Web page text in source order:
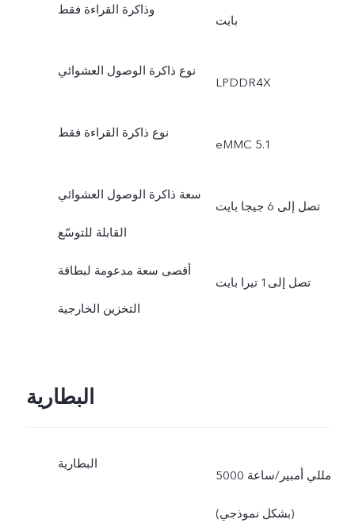
وذاكرة القراءة فقط
بايت
نوع ذاكرة الوصول العشوائي
LPDDR4X
نوع ذاكرة القراءة فقط
eMMC 5.1
سعة ذاكرة الوصول العشوائي
القابلة للتوسّع
تصل إلى 6 جيجا بايت
أقصى سعة مدعومة لبطاقة
التخزين الخارجية
تصل إلى1 تيرا بايت
البطارية
البطارية
5000 مللي أمبير/ساعة
(بشكل نموذجي)